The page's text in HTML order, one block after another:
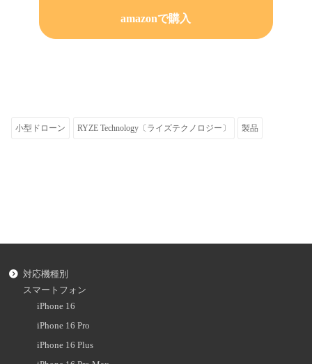
amazonで購入
小型ドローン RYZE Technology〔ライズテクノロジー〕 製品
対応機種別
スマートフォン
iPhone 16
iPhone 16 Pro
iPhone 16 Plus